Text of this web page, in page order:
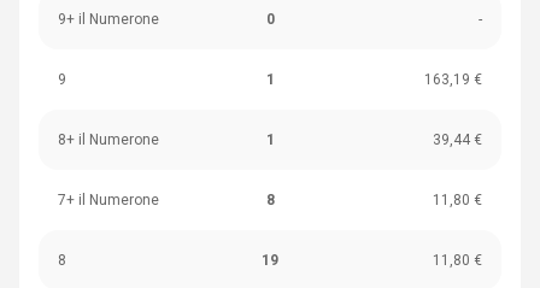
9+ il Numerone 0 -
9 1 163,19 €
8+ il Numerone 1 39,44 €
7+ il Numerone 8 11,80 €
8 19 11,80 €